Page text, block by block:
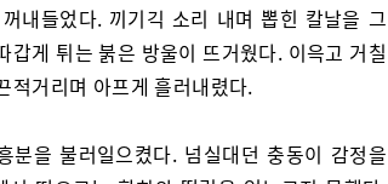
내들었다. 끼기긱 소리 내며 뽑힌 칼날을 그
갑게 튀는 붉은 방울이 뜨거웠다. 이윽고 거칠
적거리며 아프게 흘러내렸다.
분을 불러일으켰다. 넘실대던 충동이 감정을